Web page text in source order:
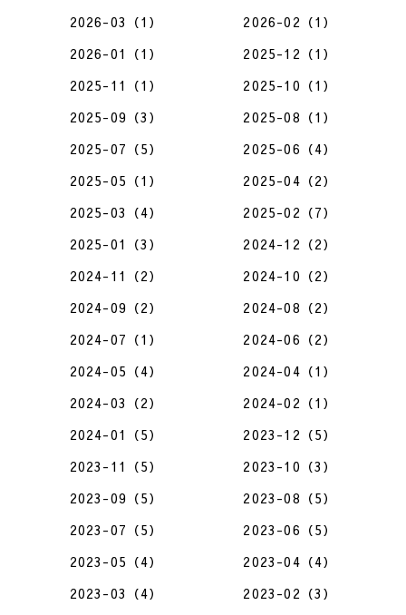
2026-03（1）
2026-02（1）
2026-01（1）
2025-12（1）
2025-11（1）
2025-10（1）
2025-09（3）
2025-08（1）
2025-07（5）
2025-06（4）
2025-05（1）
2025-04（2）
2025-03（4）
2025-02（7）
2025-01（3）
2024-12（2）
2024-11（2）
2024-10（2）
2024-09（2）
2024-08（2）
2024-07（1）
2024-06（2）
2024-05（4）
2024-04（1）
2024-03（2）
2024-02（1）
2024-01（5）
2023-12（5）
2023-11（5）
2023-10（3）
2023-09（5）
2023-08（5）
2023-07（5）
2023-06（5）
2023-05（4）
2023-04（4）
2023-03（4）
2023-02（3）